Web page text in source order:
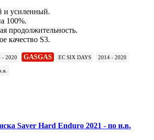
и усиленный.
100%.
продолжительность.
качество S3.
- 2020 GASGAS EC SIX DAYS 2014 - 2020
Saver Hard Enduro 2021 - по н.в.